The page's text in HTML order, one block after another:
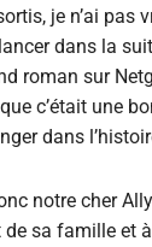
je n’ai pas
dans la
roman sur
c’était une
dans
notre cher
sa famille et